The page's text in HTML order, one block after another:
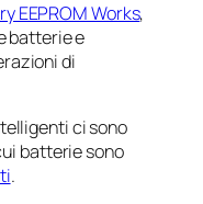
EEPROM Works,
batterie e
di
ci sono
batterie sono
.